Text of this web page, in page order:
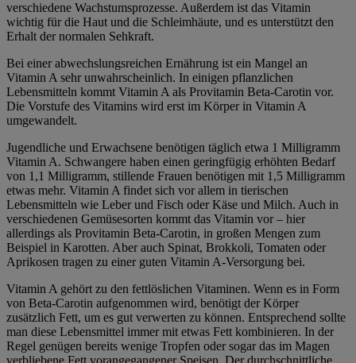
verschiedene Wachstumsprozesse. Außerdem ist das Vitamin
wichtig für die Haut und die Schleimhäute, und es unterstützt den
Erhalt der normalen Sehkraft.
Bei einer abwechslungsreichen Ernährung ist ein Mangel an
Vitamin A sehr unwahrscheinlich. In einigen pflanzlichen
Lebensmitteln kommt Vitamin A als Provitamin Beta-Carotin vor.
Die Vorstufe des Vitamins wird erst im Körper in Vitamin A
umgewandelt.
Jugendliche und Erwachsene benötigen täglich etwa 1 Milligramm
Vitamin A. Schwangere haben einen geringfügig erhöhten Bedarf
von 1,1 Milligramm, stillende Frauen benötigen mit 1,5 Milligramm
etwas mehr. Vitamin A findet sich vor allem in tierischen
Lebensmitteln wie Leber und Fisch oder Käse und Milch. Auch in
verschiedenen Gemüsesorten kommt das Vitamin vor – hier
allerdings als Provitamin Beta-Carotin, in großen Mengen zum
Beispiel in Karotten. Aber auch Spinat, Brokkoli, Tomaten oder
Aprikosen tragen zu einer guten Vitamin A-Versorgung bei.
Vitamin A gehört zu den fettlöslichen Vitaminen. Wenn es in Form
von Beta-Carotin aufgenommen wird, benötigt der Körper
zusätzlich Fett, um es gut verwerten zu können. Entsprechend sollte
man diese Lebensmittel immer mit etwas Fett kombinieren. In der
Regel genügen bereits wenige Tropfen oder sogar das im Magen